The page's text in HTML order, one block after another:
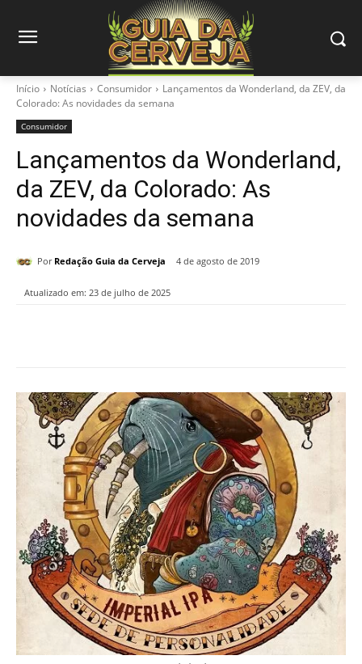
Início Notícias Consumidor
Lançamentos da Wonderland, da ZEV, da
Colorado: As novidades da semana
Consumidor
Lançamentos da Wonderland,
da ZEV, da Colorado: As
novidades da semana
Por Redação Guia da Cerveja 4 de agosto de 2019
Atualizado em: 23 de julho de 2025